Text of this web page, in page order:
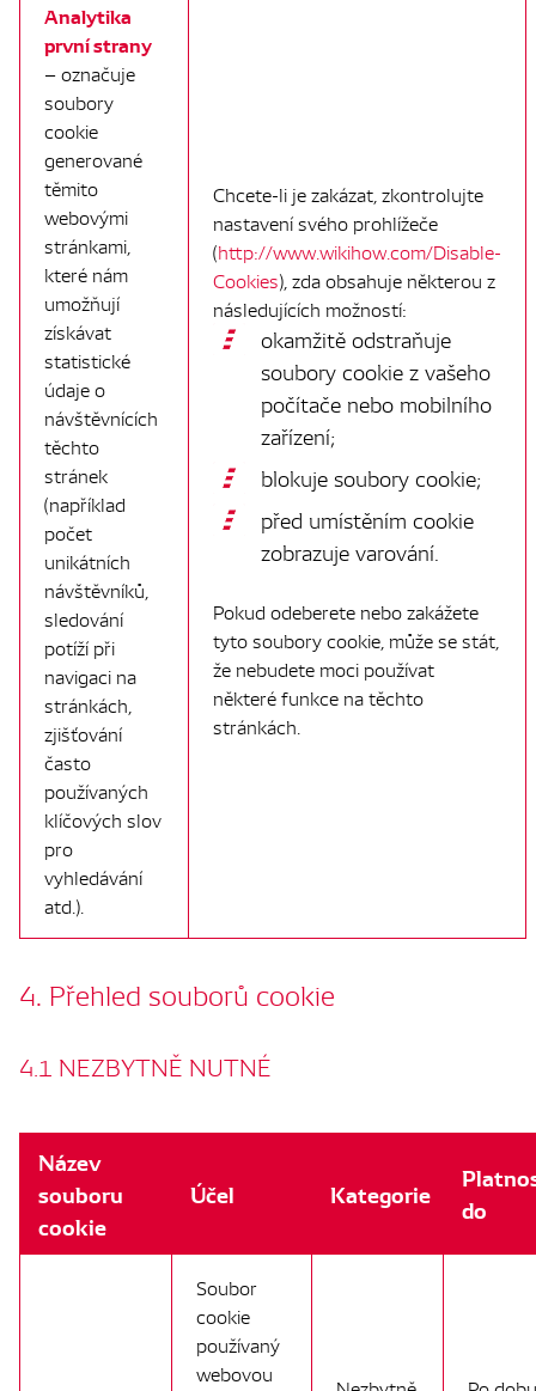
Analytika
první strany
– označuje
soubory
cookie
generované
těmito
webovými
stránkami,
které nám
umožňují
získávat
statistické
údaje o
návštěvnících
těchto
stránek
(například
počet
unikátních
návštěvníků,
sledování
potíží při
navigaci na
stránkách,
zjišťování
často
používaných
klíčových slov
pro
vyhledávání
atd.).
Chcete-li je zakázat, zkontrolujte
nastavení svého prohlížeče
(http://www.wikihow.com/Disable-
Cookies), zda obsahuje některou z
následujících možností:
okamžitě odstraňuje
soubory cookie z vašeho
počítače nebo mobilního
zařízení;
blokuje soubory cookie;
před umístěním cookie
zobrazuje varování.
Pokud odeberete nebo zakážete
tyto soubory cookie, může se stát,
že nebudete moci používat
některé funkce na těchto
stránkách.
4. Přehled souborů cookie
4.1 NEZBYTNĚ NUTNÉ
Název
souboru
cookie
Účel Kategorie
do
Soubor
cookie
používaný
webovou